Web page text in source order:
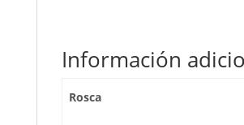
Información
Rosca